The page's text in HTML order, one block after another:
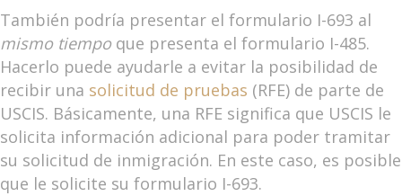
También podría presentar el formulario I-693 al
mismo tiempoque presenta el formulario I-485.
Hacerlo puede ayudarle a evitar la posibilidad de
recibir una solicitud de pruebas (RFE) de parte de
USCIS. Básicamente, una RFE significa que USCIS le
solicita información adicional para poder tramitar
su solicitud de inmigración. En este caso, es posible
que le solicite su formulario I-693.